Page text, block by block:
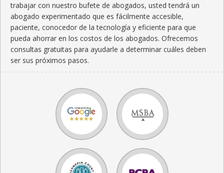
trabajar con nuestro bufete de abogados, usted tendrá un
abogado experimentado que es fácilmente accesible,
paciente, conocedor de la tecnología y eficiente para que
pueda ahorrar en los costos de los abogados. Ofrecemos
consultas gratuitas para ayudarle a determinar cuáles deben
ser sus próximos pasos.